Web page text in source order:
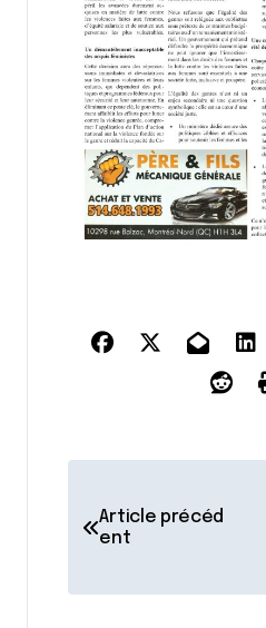
i
Article précéd
ent